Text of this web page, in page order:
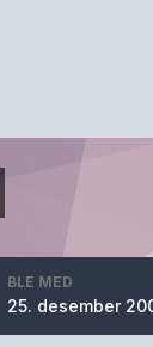
BLE MED
25. desember